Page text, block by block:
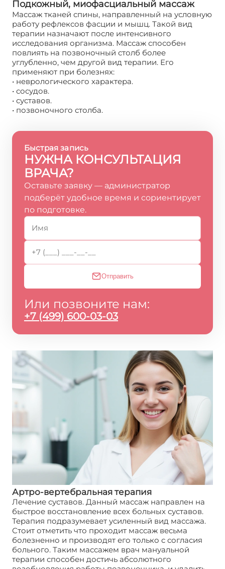
Подкожный, миофасциальный массаж
Массаж тканей спины, направленный на условную
работу рефлексов фасции и мышц. Такой вид
терапии назначают после интенсивного
исследования организма. Массаж способен
повлиять на позвоночный столб более
углубленно, чем другой вид терапии. Его
применяют при болезнях:
• неврологического характера.
• сосудов.
• суставов.
• позвоночного столба.
Быстрая запись
НУЖНА КОНСУЛЬТАЦИЯ
ВРАЧА?
Оставьте заявку — администратор
подберёт удобное время и сориентирует
по подготовке.
Отправить
Или позвоните нам:
+7 (499) 600-03-03
Артро-вертебральная терапия
Лечение суставов. Данный массаж направлен на
быстрое восстановление всех больных суставов.
Терапия подразумевает усиленный вид массажа.
Стоит отметить что проходит массаж весьма
болезненно и производят его только с согласия
больного. Таким массажем врач мануальной
терапии способен достичь абсолютного